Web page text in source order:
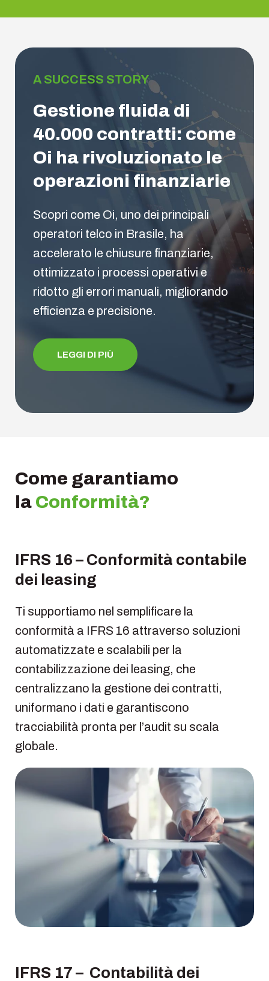
A SUCCESS STORY
Gestione fluida di
40.000 contratti: come
Oi ha rivoluzionato le
operazioni finanziarie
Scopri come Oi, uno dei principali
operatori telco in Brasile, ha
accelerato le chiusure finanziarie,
ottimizzato i processi operativi e
ridotto gli errori manuali, migliorando
efficienza e precisione.
LEGGI DI PIÙ
Come garantiamo
la Conformità?
IFRS 16 – Conformità contabile
dei leasing
Ti supportiamo nel semplificare la
conformità a IFRS 16 attraverso soluzioni
automatizzate e scalabili per la
contabilizzazione dei leasing, che
centralizzano la gestione dei contratti,
uniformano i dati e garantiscono
tracciabilità pronta per l’audit su scala
globale.
IFRS 17 – Contabilità dei